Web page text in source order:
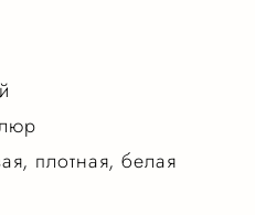
плотная, белая